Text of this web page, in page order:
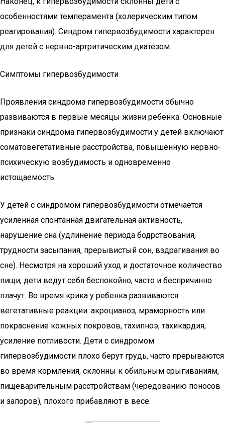
особенностями темперамента (холерическим типом
реагирования). Синдром гипервозбудимости характерен
для детей с нервно-артритическим диатезом.
Симптомы гипервозбудимости
Проявления синдрома гипервозбудимости обычно
развиваются в первые месяцы жизни ребенка. Основные
признаки синдрома гипервозбудимости у детей включают
соматовегетативные расстройства, повышенную нервно-
психическую возбудимость и одновременно
истощаемость.
У детей с синдромом гипервозбудимости отмечается
усиленная спонтанная двигательная активность,
нарушение сна (удлинение периода бодрствова­ния,
трудности засыпания, прерывистый сон, вздрагивания во
сне). Несмотря на хороший уход и достаточное количество
пищи, дети ведут себя беспокойно, часто и беспричинно
плачут. Во время крика у ребенка развиваются
вегетативные реакции: акроцианоз, мраморность или
покраснение кожных покровов, тахипноэ, тахикардия,
усиление потливости. Дети с синдромом
гипервозбудимости плохо берут грудь, часто прерываются
во время кормления, склонны к обильным срыгиваниям,
пищеварительным расстройствам (чередованию поносов
и запоров), плохого прибавляют в весе.